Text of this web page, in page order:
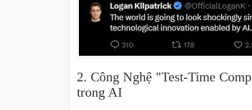
2. Công Nghệ "Test-Time
trong AI